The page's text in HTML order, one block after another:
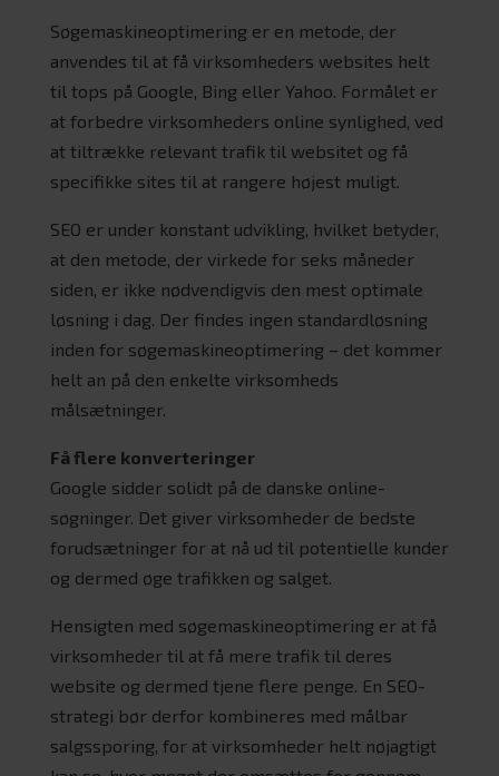
Søgemaskineoptimering er en metode, der
anvendes til at få virksomheders websites helt
til tops på Google, Bing eller Yahoo. Formålet er
at forbedre virksomheders online synlighed, ved
at tiltrække relevant trafik til websitet og få
specifikke sites til at rangere højest muligt.
SEO er under konstant udvikling, hvilket betyder,
at den metode, der virkede for seks måneder
siden, er ikke nødvendigvis den mest optimale
løsning i dag. Der findes ingen standardløsning
inden for søgemaskineoptimering – det kommer
helt an på den enkelte virksomheds
målsætninger.
Få flere konverteringer
Google sidder solidt på de danske online-
søgninger. Det giver virksomheder de bedste
forudsætninger for at nå ud til potentielle kunder
og dermed øge trafikken og salget.
Hensigten med søgemaskineoptimering er at få
virksomheder til at få mere trafik til deres
website og dermed tjene flere penge. En SEO-
strategi bør derfor kombineres med målbar
salgssporing, for at virksomheder helt nøjagtigt